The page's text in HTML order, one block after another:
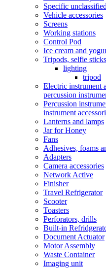
Specific
Vehicle accessories
Screens
Working stations
Control Pod
Ice cream and
Tripods, selfie sticks
lighting
tripod
Electric instrument
percussion
Percussion
instrument
Lanterns and lamps
Jar for Honey
Fans
Adhesives, foams
Adapters
Camera accessories
Network Active
Finisher
Travel Refrigerator
Scooter
Toasters
Perforators, drills
Built-in
Document Actuator
Motor Assembly
Waste Container
Imaging unit